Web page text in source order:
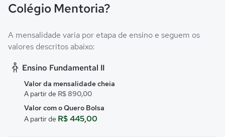
Colégio Mentoria?
A mensalidade varia por etapa de ensino e seguem os
valores descritos abaixo:
Ensino Fundamental II
Valor da mensalidade cheia
A partir de R$ 890,00
Valor com o Quero Bolsa
A partir de R$ 445,00